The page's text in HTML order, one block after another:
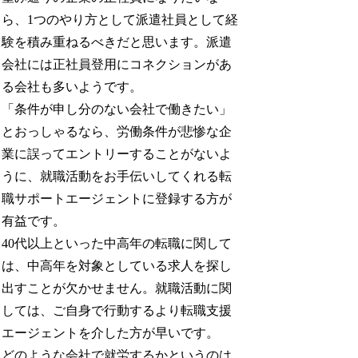
ら、1つのやり方として派遣社員として経
験を積み重ねるべきだと思います。派遣
会社には正社員登用にコネクションがあ
る会社も多いようです。
「条件が申し分のない会社で働きたい」
とおっしゃるなら、労働条件が悲惨な企
業に誤ってエントリーすることがないよ
うに、就職活動をお手伝いしてくれる転
職サポートエージェントに登録する方が
有益です。
40代以上といった中高年の転職に関して
は、中高年を対象としている求人を探し
出すことが欠かせません。就職活動に関
しては、ご自身で行動するより転職支援
エージェントを介した方が早いです。
どのような会社で就労するかというのは